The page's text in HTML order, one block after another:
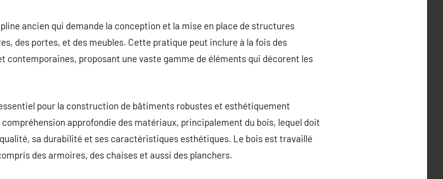
ancien qui demande la conception et la mise en place de structures
des portes, et des meubles. Cette pratique peut inclure à la fois des
contemporaines, proposant une vaste gamme de éléments qui décorent les
pour la construction de bâtiments robustes et esthétiquement
approfondie des matériaux, principalement du bois, lequel doit
sa durabilité et ses caractéristiques esthétiques. Le bois est travaillé
des armoires, des chaises et aussi des planchers.